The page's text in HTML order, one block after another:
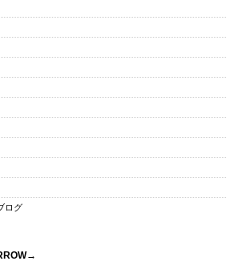
ログ